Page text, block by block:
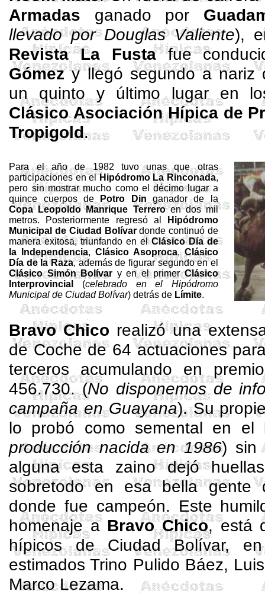
Armadas ganado por
llevado por Douglas Valiente),
Revista La Fustafue
Gómezy llegó segundo a
un quinto y último lugar en
Clásico Asociación Hípica de
Tropigold.
Para el año de 1982 tuvo unas que otras
participaciones en elHipódromo La Rinconada,
pero sin mostrar mucho como el décimo lugar a
quince cuerpos dePotro Din
ganador de la
Copa Leopoldo Manrique Terreroen dos mil
metros. Posteriormente regresó al
Hipódromo
Municipal de Ciudad Bolívardonde continuó de
manera exitosa, triunfando en elClásico Día de
la Independencia,Clásico Asoproca,Clásico
Día de la Raza, además de figurar segundo en el
Clásico Simón Bolívar y en el primerClásico
Interprovincial (celebrado en el Hipódromo
Municipal de Ciudad Bolívar) detrás de Límite.
Bravo Chico realizó una
de Coche de 64 actuaciones
terceros acumulando en
456.730. (No disponemos de
campaña en Guayana). Su
lo probó como semental en el
producción nacida en 1986) sin
alguna esta zaino dejó
sobretodo en esa bella gente
donde fue campeón. Este
homenaje a Bravo Chico, está
hípicos de Ciudad Bolívar,
estimados Trino Pulido Báez,
Marco Lezama.